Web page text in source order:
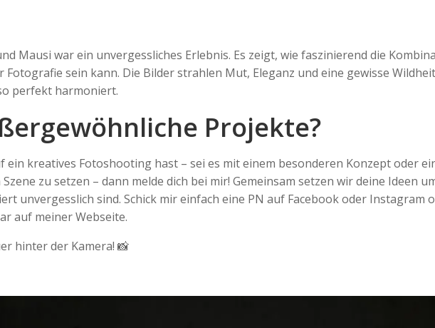
Mausi war ein unvergessliches Erlebnis. Es zeigt, wie faszinierend die
Fotografie sein kann. Die Bilder strahlen Mut, Eleganz und eine gewisse
perfekt harmoniert.
Projekte?
ein kreatives Fotoshooting hast – sei es mit einem besonderen Konzept oder
zu setzen – dann melde dich bei mir! Gemeinsam setzen wir deine Ideen
unvergesslich sind. Schick mir einfach eine PN auf Facebook oder Instagram
auf meiner Webseite.
hinter der Kamera! 📸